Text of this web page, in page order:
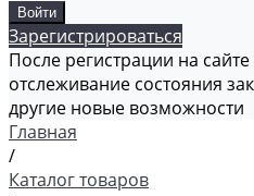
Зарегистрироваться
После регистрации на
отслеживание состояния
другие новые возможности
Главная
/
Каталог товаров